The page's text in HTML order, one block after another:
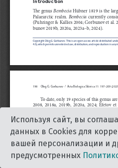
Используя сайт, вы
данных в Cookies для
вашей персонализации и
предусмотренных